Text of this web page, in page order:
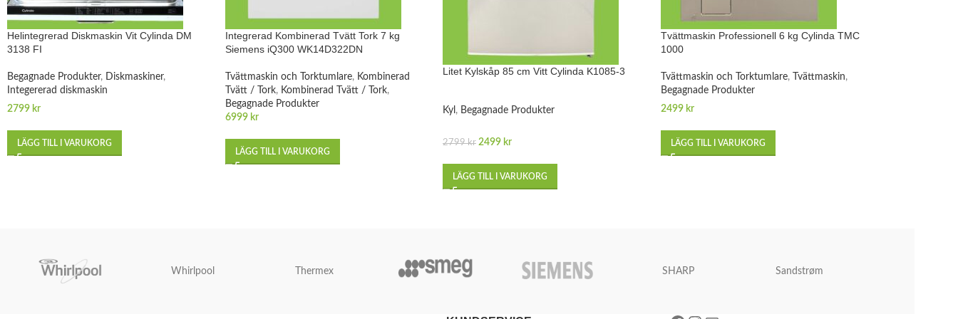
Helintegrerad Diskmaskin Vit Cylinda DM
3138 FI
Begagnade Produkter, Diskmaskiner,
Integererad diskmaskin
2799 kr
LÄGG TILL I VARUKORG
Integrerad Kombinerad Tvätt Tork 7 kg
Siemens iQ300 WK14D322DN
Tvättmaskin och Torktumlare, Kombinerad
Tvätt / Tork, Kombinerad Tvätt / Tork,
Begagnade Produkter
6999 kr
LÄGG TILL I VARUKORG
Litet Kylskåp 85 cm Vitt Cylinda K1085-3
Kyl , Begagnade Produkter
2799kr 2499 kr
LÄGG TILL I VARUKORG
Tvättmaskin Professionell 6 kg Cylinda TMC
1000
Tvättmaskin och Torktumlare, Tvättmaskin,
Begagnade Produkter
2499 kr
LÄGG TILL I VARUKORG
Whirlpool Thermex SHARP Sandstrøm